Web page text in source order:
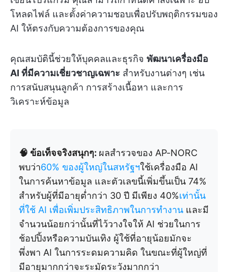
โหลดไฟล์ และตั้งค่าความชอบเพื่อปรับพฤติกรรมของ
AI ให้ตรงกับความต้องการของคุณ
คุณสมบัตินี้ช่วยให้บุคคลและธุรกิจ พัฒนาเครื่องมือ
AI ที่มีความเชี่ยวชาญเฉพาะ สำหรับงานต่างๆ เช่น
การสนับสนุนลูกค้า การสร้างเนื้อหา และการ
วิเคราะห์ข้อมูล
🧠 ข้อเท็จจริงสนุกๆ: ผลสำรวจของ AP-NORC
พบว่า60% ของผู้ใหญ่ในสหรัฐฯใช้เครื่องมือ AI
ในการค้นหาข้อมูล และตัวเลขนี้เพิ่มขึ้นเป็น 74%
สำหรับผู้ที่มีอายุต่ำกว่า 30 ปี มีเพียง 40%เท่านั้น
ที่ใช้ AI เพื่อเพิ่มประสิทธิภาพในการทำงาน และมี
จำนวนน้อยกว่านั้นที่ไว้วางใจให้ AI ช่วยในการ
ช้อปปิ้งหรือความบันเทิง ผู้ใช้ที่อายุน้อยมักจะ
พึ่งพา AI ในการระดมความคิด ในขณะที่ผู้ใหญ่ที่
มีอายุมากกว่าจะระมัดระวังมากกว่า